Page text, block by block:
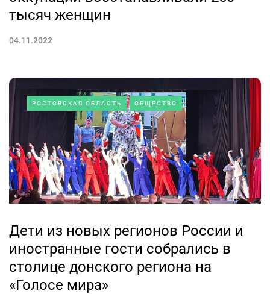
тысяч женщин
04.11.2022
РОСТОВСКАЯ ОБЛАСТЬ ОБЩЕСТВО
Дети из новых регионов России и
иностранные гости собрались в
столице донского региона на
«Голосе мира»